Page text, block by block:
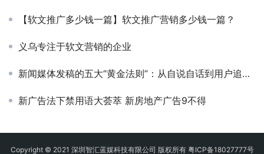
【软文推广多少钱一篇】软文推广营销多少钱一篇？
义乌专注于软文营销的企业
新闻媒体发稿的五大“黄金法则”：从自说自话到用户追着看
新广告法下禁用语大荟萃 新房地产广告9不得
Copyright © 2021 深圳智汇蓝媒科技有限公司 版权所有 粤ICP备18027777号